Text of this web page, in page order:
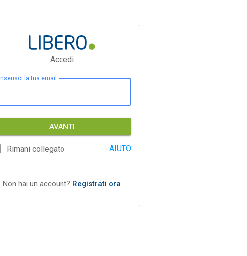
Accedi
Inserisci la tua email
AVANTI
Rimani collegato AIUTO
Non hai un account? Registrati ora